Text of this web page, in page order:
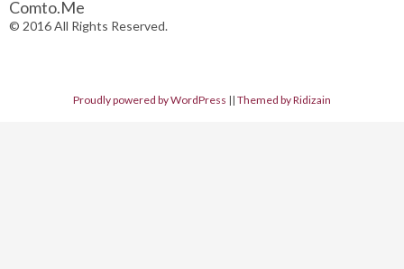
Comto.Me
© 2016 All Rights Reserved.
Proudly powered by WordPress || Themed by Ridizain